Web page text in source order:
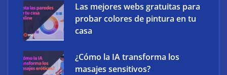
Las mejores webs gratuitas para
probar colores de pintura en tu
casa
¿Cómo la IA transforma los
masajes sensitivos?